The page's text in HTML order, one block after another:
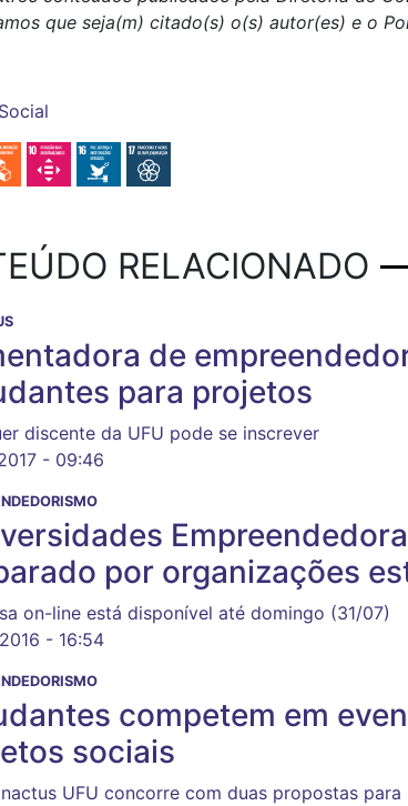
que seja(m) citado(s) o(s) autor(es) e o
Social
RELACIONADO
de
para projetos
discente da UFU pode se inscrever
- 09:46
por organizações
on-line está disponível até domingo (31/07)
- 16:54
competem em
sociais
UFU concorre com duas propostas